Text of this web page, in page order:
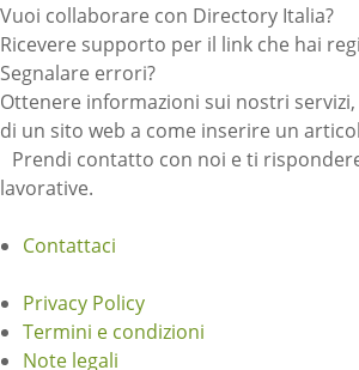
Vuoi collaborare con Directory Italia?
Ricevere supporto per il link che hai
Segnalare errori?
Ottenere informazioni sui nostri servizi,
di un sito web a come inserire un
Prendi contatto con noi e ti
lavorative.
Contattaci
Privacy Policy
Termini e condizioni
Note legali